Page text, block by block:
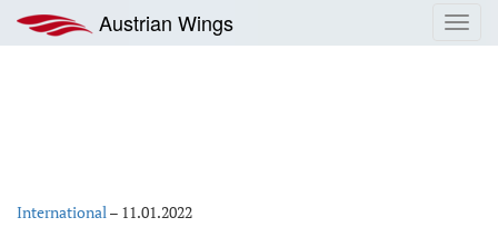
Inhalt
springen
Austrian Wings
International– 11.01.2022